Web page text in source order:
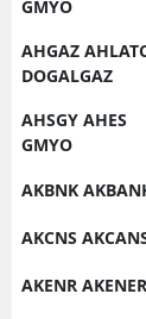
GMYO
AHGAZ
DOGALGAZ
AHSGY AHES
GMYO
AKBNK
AKCNS
AKENR